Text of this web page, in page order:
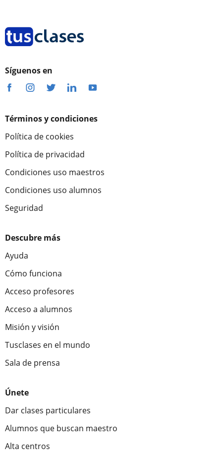
Síguenos en
Términos y condiciones
Política de cookies
Política de privacidad
Condiciones uso maestros
Condiciones uso alumnos
Seguridad
Descubre más
Ayuda
Cómo funciona
Acceso profesores
Acceso a alumnos
Misión y visión
Tusclases en el mundo
Sala de prensa
Únete
Dar clases particulares
Alumnos que buscan maestro
Alta centros